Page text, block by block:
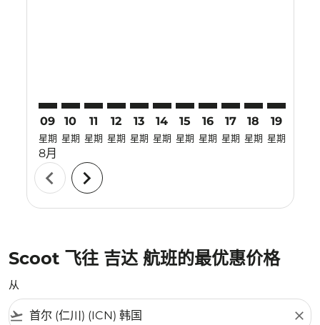
09
星期
8月
10
星期
11
星期
12
星期
13
星期
14
星期
15
星期
16
星期
17
星期
18
星期
19
星期
chevron_left chevron_right
Scoot 飞往 吉达 航班的最优惠价格
从
flight_takeoff close